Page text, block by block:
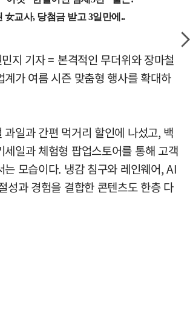
지 기자 = 본격적인 무더위와 장마철
계가 여름 시즌 맞춤형 행사를 확대하
과일과 간편 먹거리 할인에 나섰고, 백
세일과 체험형 팝업스토어를 통해 고객
는 모습이다. 냉감 침구와 레인웨어, AI
성과 경험을 결합한 콘텐츠도 한층 다